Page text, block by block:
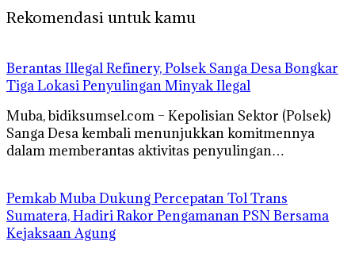
Rekomendasi untuk kamu
Berantas Illegal Refinery, Polsek Sanga Desa Bongkar
Tiga Lokasi Penyulingan Minyak Ilegal
Muba, bidiksumsel.com – Kepolisian Sektor (Polsek)
Sanga Desa kembali menunjukkan komitmennya
dalam memberantas aktivitas penyulingan…
Pemkab Muba Dukung Percepatan Tol Trans
Sumatera, Hadiri Rakor Pengamanan PSN Bersama
Kejaksaan Agung